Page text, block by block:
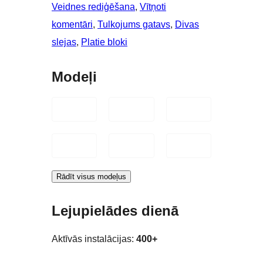
Veidnes rediģēšana, Vītņoti
komentāri, Tulkojums gatavs, Divas
slejas, Platie bloki
Modeļi
Rādīt visus modeļus
Lejupielādes dienā
Aktīvās instalācijas: 400+